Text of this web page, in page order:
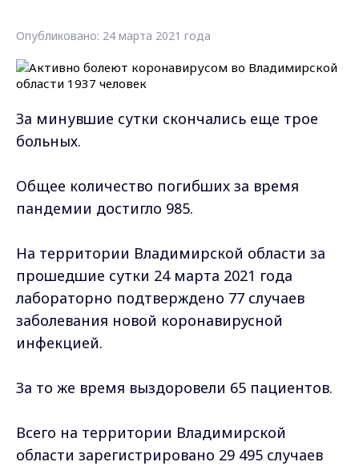
Опубликовано: 24 марта 2021 года
За минувшие сутки скончались еще трое
больных.
Общее количество погибших за время
пандемии достигло 985.
На территории Владимирской области за
прошедшие сутки 24 марта 2021 года
лабораторно подтверждено 77 случаев
заболевания новой коронавирусной
инфекцией.
За то же время выздоровели 65 пациентов.
Всего на территории Владимирской
области зарегистрировано 29 495 случаев